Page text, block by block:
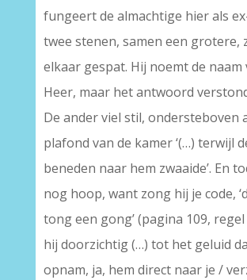
fungeert de almachtige hier als
twee stenen, samen een grotere,
elkaar gespat. Hij noemt de naam
Heer, maar het antwoord
De ander viel stil, ondersteboven
plafond van de kamer ‘(…) terwijl
beneden naar hem zwaaide’. En
nog hoop, want zong hij je code,
tong een gong’ (pagina 109, regel
hij doorzichtig (…) tot het geluid
opnam, ja, hem direct naar je /